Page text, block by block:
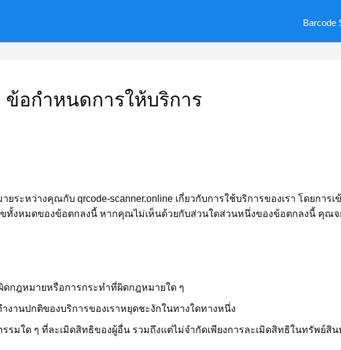
Barcode
ข้อกำหนดการให้บริการ
ะหว่างคุณกับ qrcode-scanner.online เกี่ยวกับการใช้บริการของเรา โดยการเ
ทั้งหมดของข้อตกลงนี้ หากคุณไม่เห็นด้วยกับส่วนใดส่วนหนึ่งของข้อตกลงนี้ คุณจ
ดกฎหมายหรือการกระทำที่ผิดกฎหมายใด ๆ
านปกติของบริการของเราหยุดชะงักในทางใดทางหนึ่ง
รมใด ๆ ที่ละเมิดสิทธิของผู้อื่น รวมถึงแต่ไม่จำกัดเพียงการละเมิดสิทธิในทรัพย์